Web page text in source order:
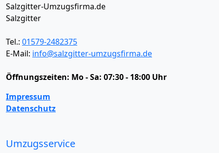
Salzgitter-Umzugsfirma.de
Salzgitter
Tel.: 01579-2482375
E-Mail: info@salzgitter-umzugsfirma.de
Öffnungszeiten: Mo - Sa: 07:30 - 18:00 Uhr
Impressum
Datenschutz
Umzugsservice